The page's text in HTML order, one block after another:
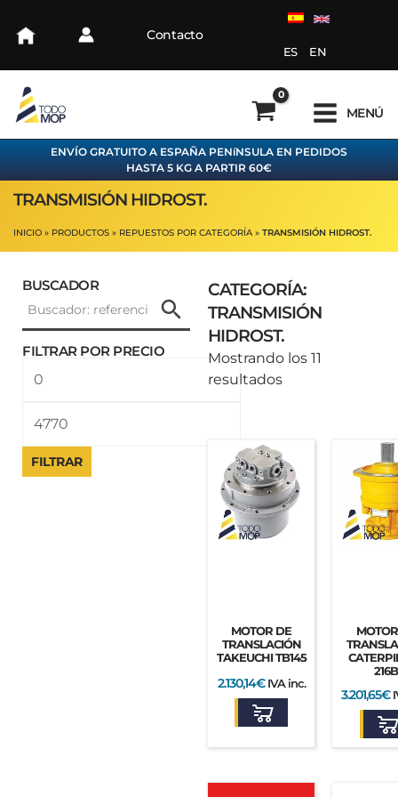
Contacto
ES EN
MENÚ
ENVÍO GRATUITO A ESPAÑA PENíNSULA EN PEDIDOS
HASTA 5 KG A PARTIR 60€
TRANSMISIÓN HIDROST.
INICIO PRODUCTOS REPUESTOS POR CATEGORÍA TRANSMISIÓN HIDROST.
BUSCADOR
FILTRAR POR PRECIO
mínimo
máximo
FILTRAR
CATEGORÍA:
TRANSMISIÓN
HIDROST.
Mostrando los 11
resultados
Ordenado
por
MOTOR DE
TRANSLACIÓN
TAKEUCHI TB145
2.130,14€ IVA inc.
216B
3.201,65€